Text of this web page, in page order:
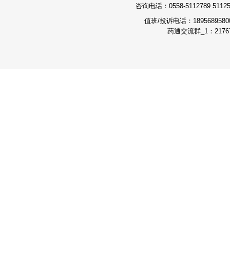
咨询电话：0558-5112789
值班/投诉电话：
药通交流群_1：